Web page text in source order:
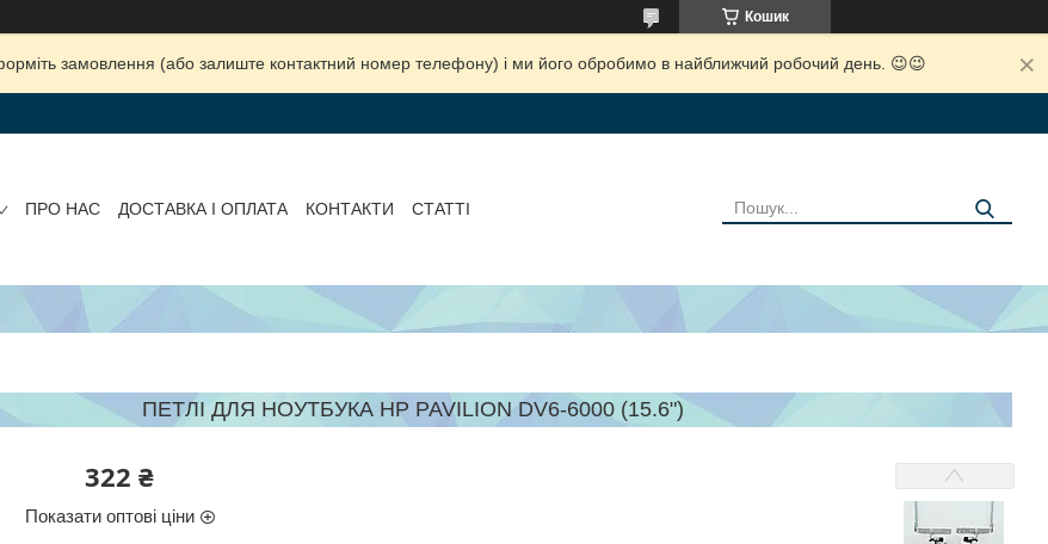
Кошик
замовлення (або залиште контактний номер телефону) і ми його обробимо в найближчий робочий день. 😉😉
ПРО НАС ДОСТАВКА І ОПЛАТА КОНТАКТИ СТАТТІ
ПЕТЛІ ДЛЯ НОУТБУКА HP PAVILION DV6-6000 (15.6")
322 ₴
Показати оптові ціни